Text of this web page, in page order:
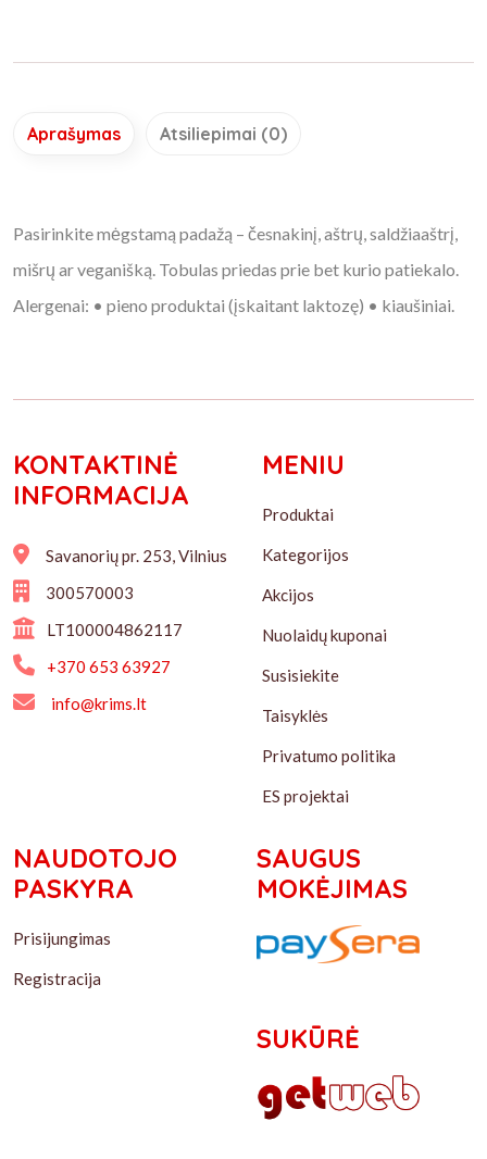
Aprašymas Atsiliepimai (0)
Pasirinkite mėgstamą padažą – česnakinį, aštrų, saldžiaaštrį,
mišrų ar veganišką. Tobulas priedas prie bet kurio patiekalo.
Alergenai: • pieno produktai (įskaitant laktozę) • kiaušiniai.
KONTAKTINĖ
INFORMACIJA
Savanorių pr. 253, Vilnius
300570003
LT100004862117
+370 653 63927
info@krims.lt
MENIU
Produktai
Kategorijos
Akcijos
Nuolaidų kuponai
Susisiekite
Taisyklės
Privatumo politika
ES projektai
NAUDOTOJO
PASKYRA
Prisijungimas
Registracija
SAUGUS
MOKĖJIMAS
SUKŪRĖ